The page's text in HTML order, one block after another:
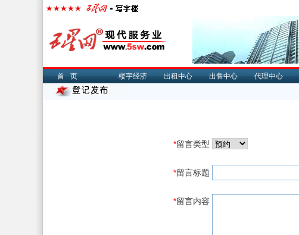
首页 楼宇经济 出租中心 出售中心 代理中心
*留言类型
*留言标题
*留言内容